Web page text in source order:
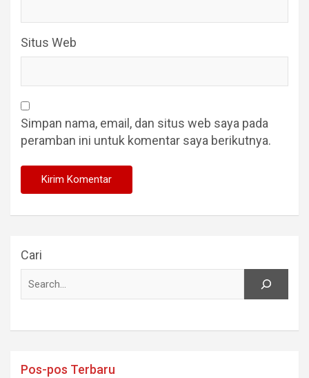
Situs Web
Simpan nama, email, dan situs web saya pada
peramban ini untuk komentar saya berikutnya.
Cari
Pos-pos Terbaru